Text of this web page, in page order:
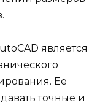
является
Ее
точные и